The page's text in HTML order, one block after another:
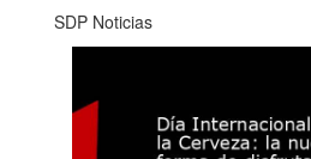
SDP Noticias